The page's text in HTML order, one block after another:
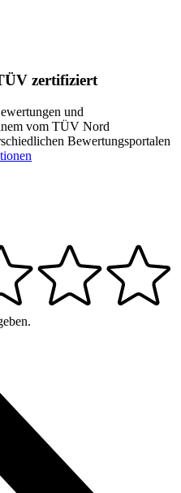
zertifiziert
und
vom TÜV Nord
Bewertungsportalen